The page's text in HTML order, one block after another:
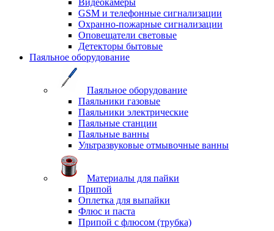
Видеокамеры
GSM и телефонные сигнализации
Охранно-пожарные сигнализации
Оповещатели световые
Детекторы бытовые
Паяльное оборудование
Паяльное оборудование
Паяльники газовые
Паяльники электрические
Паяльные станции
Паяльные ванны
Ультразвуковые отмывочные ванны
Материалы для пайки
Припой
Оплетка для выпайки
Флюс и паста
Припой с флюсом (трубка)